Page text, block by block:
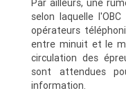
Par ailleurs, une
selon laquelle
opérateurs
entre minuit et le
circulation des
sont attendues
information.